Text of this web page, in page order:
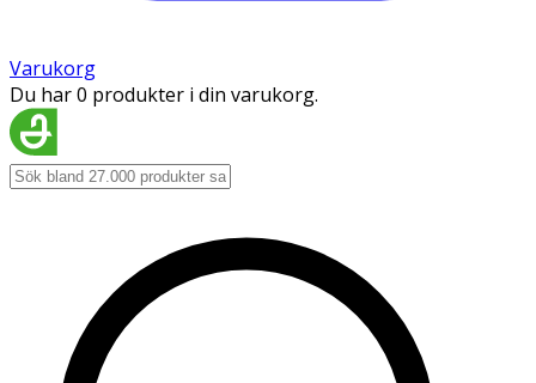
Varukorg
Du har 0 produkter i din varukorg.